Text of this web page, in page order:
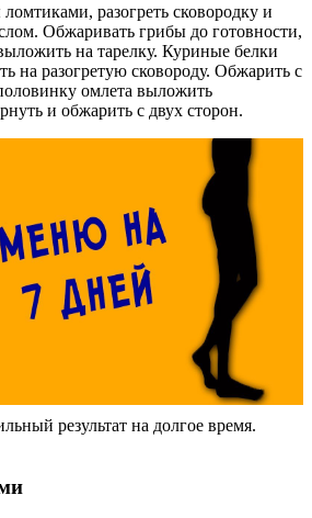
разогреть сковородку и
Обжаривать грибы до готовности,
на тарелку. Куриные белки
на разогретую сковороду. Обжарить с
омлета выложить
и обжарить с двух сторон.
результат на долгое время.